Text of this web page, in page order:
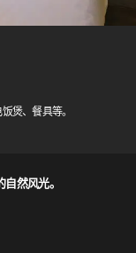
煲、餐具等。
然风光。